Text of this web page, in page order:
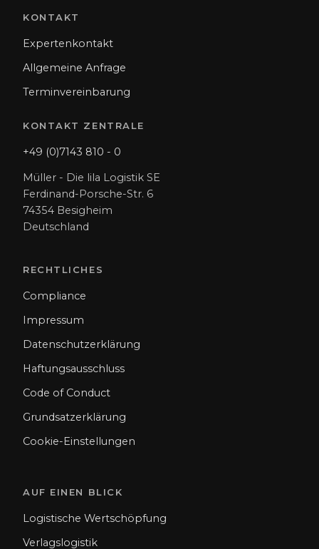
KONTAKT
Expertenkontakt
Allgemeine Anfrage
Terminvereinbarung
KONTAKT ZENTRALE
+49 (0)7143 810 - 0
Müller - Die lila Logistik SE
Ferdinand-Porsche-Str. 6
74354 Besigheim
Deutschland
RECHTLICHES
Compliance
Impressum
Datenschutzerklärung
Haftungsausschluss
Code of Conduct
Grundsatzerklärung
Cookie-Einstellungen
AUF EINEN BLICK
Logistische Wertschöpfung
Verlagslogistik